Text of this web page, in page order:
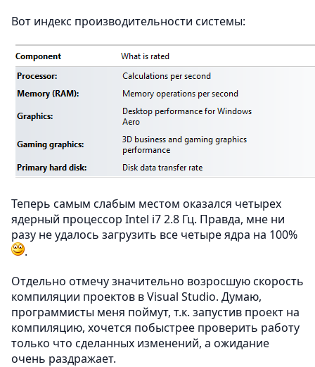
Вот индекс производительности системы:
Теперь самым слабым местом оказался четырех
ядерный процессор Intel i7 2.8 Гц. Правда, мне ни
разу не удалось загрузить все четыре ядра на 100%
.
Отдельно отмечу значительно возросшую скорость
компиляции проектов в Visual Studio. Думаю,
программисты меня поймут, т.к. запустив проект на
компиляцию, хочется побыстрее проверить работу
только что сделанных изменений, а ожидание
очень раздражает.